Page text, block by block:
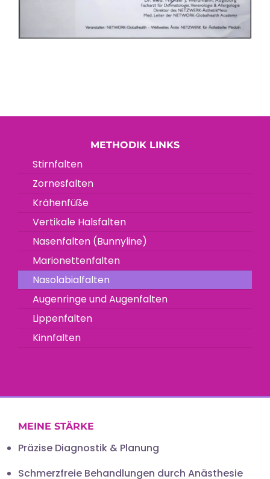
METHODIK LINKS
Stirnfalten
Zornesfalten
Krähenfüße
Vertikale Halsfalten
Nasenfalten (Bunnyline)
Marionettenfalten
Nasolabialfalten
Augenringe und Augenfalten
Lippenfalten
Kinnfalten
MEINE STÄRKE
Präzise Diagnostik & Planung
Schmerzfreie Behandlungen durch Anästhesie